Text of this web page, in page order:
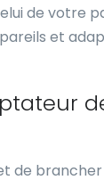
de votre
et
de